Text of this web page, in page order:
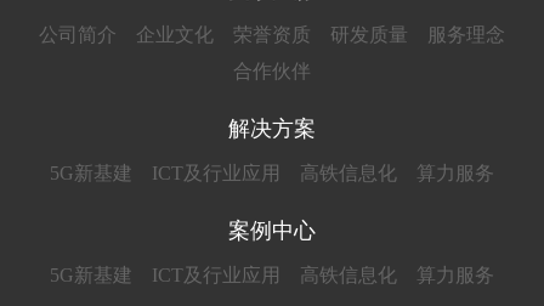
公司简介 企业文化 荣誉资质 研发质量
服务理念
合作伙伴
解决方案
5G新基建 ICT及行业应用 高铁信息化 算力服务
案例中心
5G新基建 ICT及行业应用 高铁信息化 算力服务